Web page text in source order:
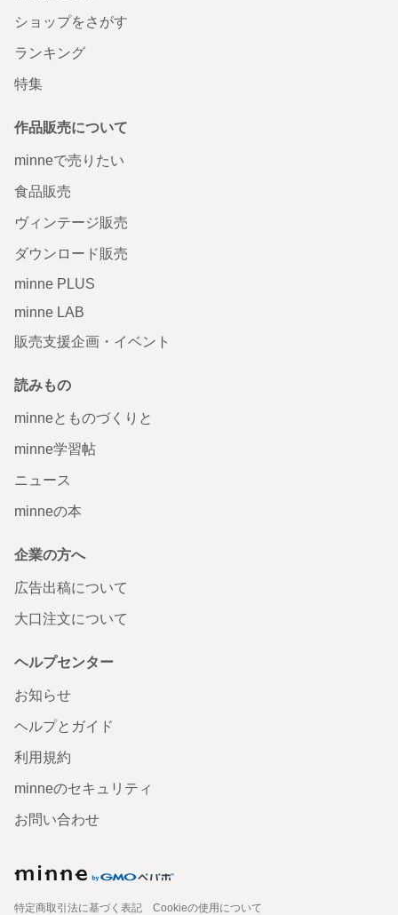
ショップをさがす
ランキング
特集
作品販売について
minneで売りたい
食品販売
ヴィンテージ販売
ダウンロード販売
minne PLUS
minne LAB
販売支援企画・イベント
読みもの
minneとものづくりと
minne学習帖
ニュース
minneの本
企業の方へ
広告出稿について
大口注文について
ヘルプセンター
お知らせ
ヘルプとガイド
利用規約
minneのセキュリティ
お問い合わせ
特定商取引法に基づく表記
Cookieの使用について